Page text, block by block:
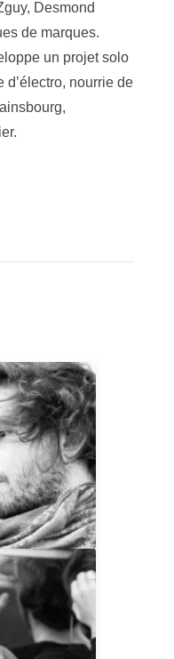
Desmond
de marques.
un projet solo
nourrie de